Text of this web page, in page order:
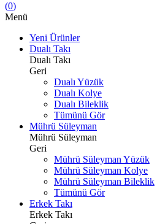
(0)
Menü
Yeni Ürünler
Dualı Takı
Dualı Takı
Geri
Dualı Yüzük
Dualı Kolye
Dualı Bileklik
Tümünü Gör
Mührü Süleyman
Mührü Süleyman
Geri
Mührü Süleyman Yüzük
Mührü Süleyman Kolye
Mührü Süleyman Bileklik
Tümünü Gör
Erkek Takı
Erkek Takı